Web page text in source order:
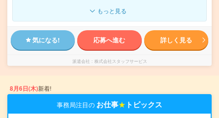
もっと見る
気になる! 応募へ進む 詳しく見る
派遣会社 株式会社スタッフサービス
8月6日(木)新着!
事務局注目の お仕事★ トピックス